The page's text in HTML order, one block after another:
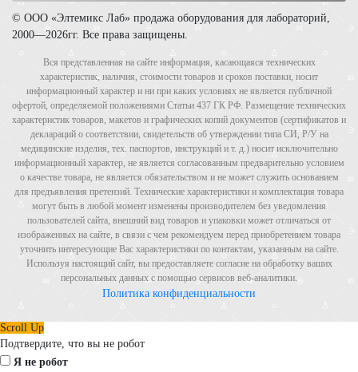
© ООО «Элтемикс Лаб» продажа оборудования для лабораторий,
2000—2026гг. Все права защищены.
Вся представленная на сайте информация, касающаяся технических
характеристик, наличия, стоимости товаров и сроков поставки, носит
информационный характер и ни при каких условиях не является публичной
офертой, определяемой положениями Статьи 437 ГК РФ. Размещение технических
характеристик товаров, макетов и графических копий документов (сертификатов и
деклараций о соответствии, свидетельств об утверждении типа СИ, Р/У на
медицинские изделия, тех. паспортов, инструкций и т. д.) носит исключительно
информационный характер, не является согласованным предварительно условием
о качестве товара, не является обязательством и не может служить основанием
для предъявления претензий. Технические характеристики и комплектация товара
могут быть в любой момент изменены производителем без уведомления
пользователей сайта, внешний вид товаров и упаковки может отличаться от
изображенных на сайте, в связи с чем рекомендуем перед приобретением товара
уточнить интересующие Вас характеристики по контактам, указанным на сайте.
Используя настоящий сайт, вы предоставляете согласие на обработку ваших
персональных данных с помощью сервисов веб-аналитики.
Политика конфиденциальности
Scroll Up
Подтвердите, что вы не робот
Я не робот